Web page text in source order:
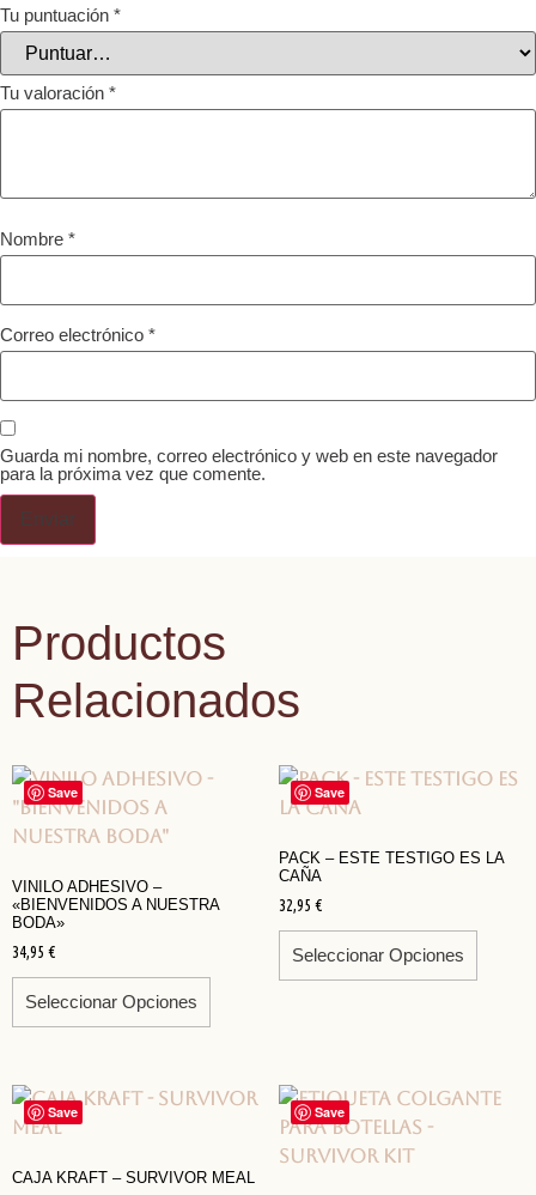
Tu puntuación *
Tu valoración *
Nombre *
Correo electrónico *
Guarda mi nombre, correo electrónico y web en este navegador
para la próxima vez que comente.
Productos
Relacionados
Save
VINILO ADHESIVO –
«BIENVENIDOS A NUESTRA
BODA»
34,95 €
Seleccionar Opciones
Save
PACK – ESTE TESTIGO ES LA
CAÑA
32,95 €
Seleccionar Opciones
Save
CAJA KRAFT – SURVIVOR MEAL
Save